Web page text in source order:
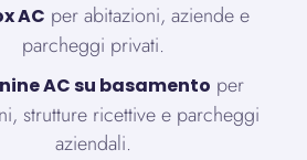
AC per abitazioni, aziende e
parcheggi privati.
AC su basamento per
strutture ricettive e parcheggi
aziendali.